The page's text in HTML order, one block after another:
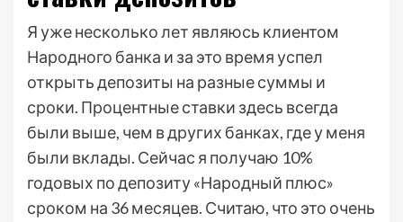
Я уже несколько лет являюсь клиентом
Народного банка и за это время успел
открыть депозиты на разные суммы и
сроки. Процентные ставки здесь всегда
были выше, чем в других банках, где у меня
были вклады. Сейчас я получаю 10%
годовых по депозиту «Народный плюс»
сроком на 36 месяцев. Считаю, что это очень